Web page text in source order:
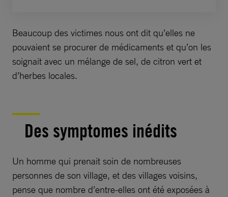
Beaucoup des victimes nous ont dit qu’elles ne
pouvaient se procurer de médicaments et qu’on les
soignait avec un mélange de sel, de citron vert et
d’herbes locales.
Des symptomes inédits
Un homme qui prenait soin de nombreuses
personnes de son village, et des villages voisins,
pense que nombre d’entre-elles ont été exposées à